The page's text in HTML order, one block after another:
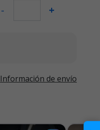
- +
Información de envío